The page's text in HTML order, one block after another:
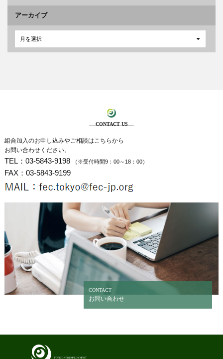
アーカイブ
月を選択
CONTACT US
組合加入のお申し込みやご相談はこちらから
お問い合わせください。
TEL： 03-5843-9198 （※受付時間9：00～18：00）
FAX：03-5843-9199
CONTACT
お問い合わせ